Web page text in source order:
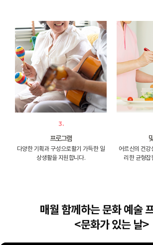
3.
프로그램
다양한 기획과 구성으로활기 가득한 일
상생활을 지원합니다.
어르신의 건강
리한 균형잡
매월 함께하는 문화 예술
<문화가 있는 날>